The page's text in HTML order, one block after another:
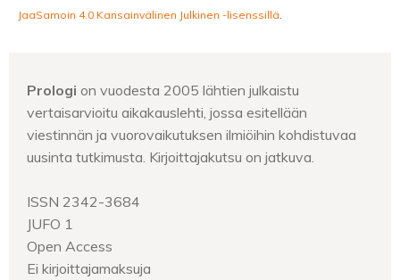
JaaSamoin 4.0 Kansainvälinen Julkinen -lisenssillä
Prologi on vuodesta 2005 lähtien julkaistu
vertaisarvioitu aikakauslehti, jossa esitellään
viestinnän ja vuorovaikutuksen ilmiöihin kohdistuvaa
uusinta tutkimusta. Kirjoittajakutsu on jatkuva.
ISSN 2342-3684
JUFO 1
Open Access
Ei kirjoittajamaksuja